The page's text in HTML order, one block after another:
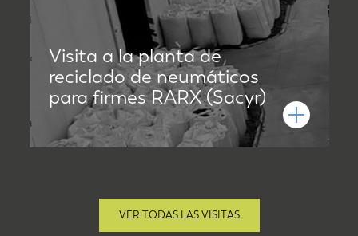
Visita a la planta de
reciclado de neumáticos
para firmes RARX (Sacyr)
VER TODAS LAS VISITAS